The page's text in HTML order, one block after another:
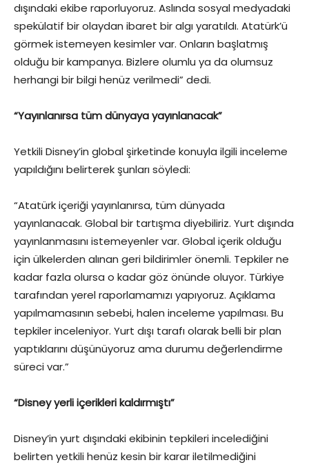
dışındaki ekibe raporluyoruz. Aslında sosyal medyadaki
spekülatif bir olaydan ibaret bir algı yaratıldı. Atatürk’ü
görmek istemeyen kesimler var. Onların başlatmış
olduğu bir kampanya. Bizlere olumlu ya da olumsuz
herhangi bir bilgi henüz verilmedi” dedi.
“Yayınlanırsa tüm dünyaya yayınlanacak”
Yetkili Disney’in global şirketinde konuyla ilgili inceleme
yapıldığını belirterek şunları söyledi:
“Atatürk içeriği yayınlanırsa, tüm dünyada
yayınlanacak. Global bir tartışma diyebiliriz. Yurt dışında
yayınlanmasını istemeyenler var. Global içerik olduğu
için ülkelerden alınan geri bildirimler önemli. Tepkiler ne
kadar fazla olursa o kadar göz önünde oluyor. Türkiye
tarafından yerel raporlamamızı yapıyoruz. Açıklama
yapılmamasının sebebi, halen inceleme yapılması. Bu
tepkiler inceleniyor. Yurt dışı tarafı olarak belli bir plan
yaptıklarını düşünüyoruz ama durumu değerlendirme
süreci var.”
“Disney yerli içerikleri kaldırmıştı”
Disney’in yurt dışındaki ekibinin tepkileri incelediğini
belirten yetkili henüz kesin bir karar iletilmediğini